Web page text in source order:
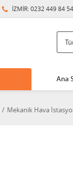
İZMİR: 0232 449 84 54
Ana
Mekanik Hava